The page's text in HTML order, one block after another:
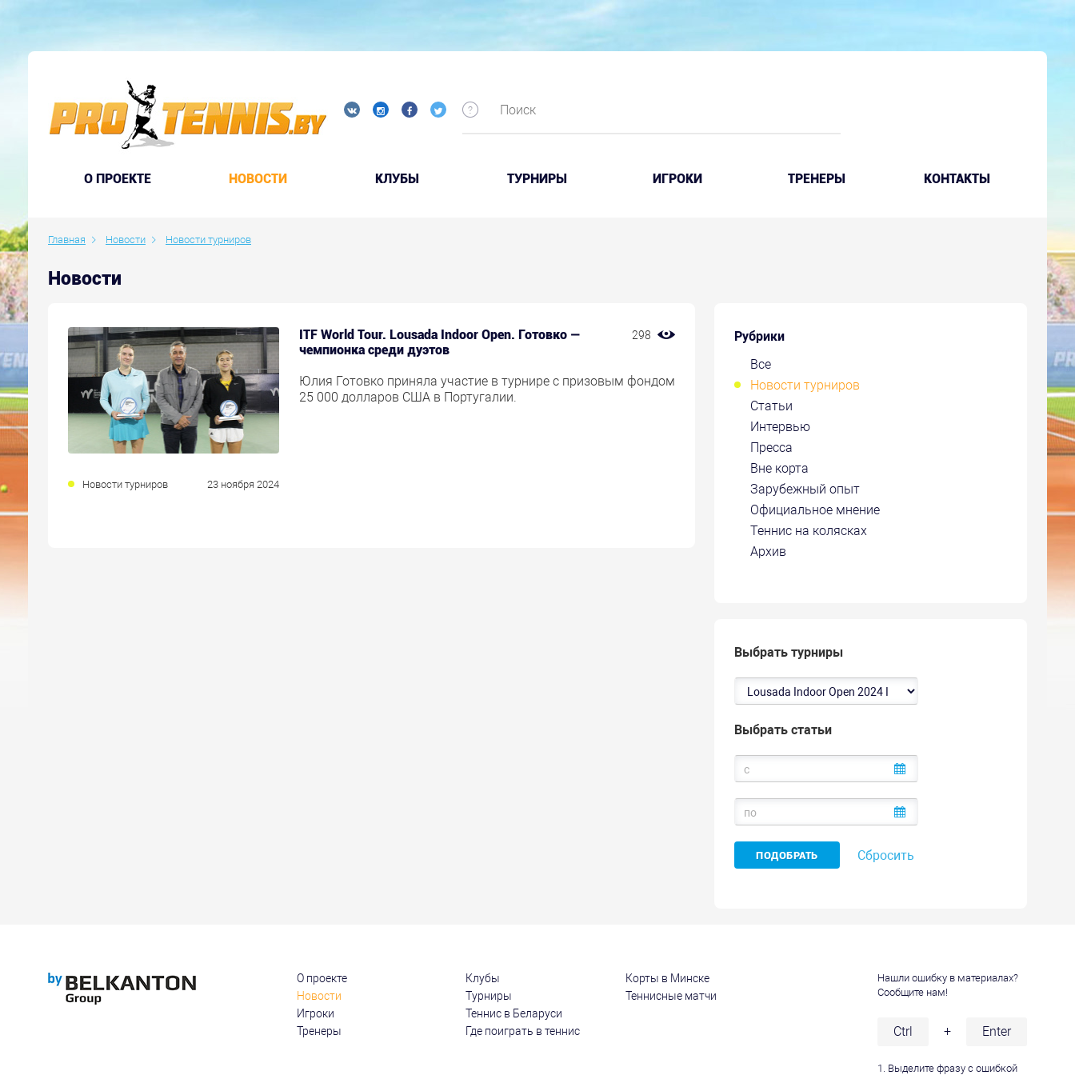
O ПРОЕКТЕ НОВОСТИ КЛУБЫ ТУРНИРЫ ИГРОКИ ТРЕНЕРЫ КОНТАКТЫ
Главная Новости Новости турниров
Новости
Рубрики
Все
Новости турниров
Статьи
Интервью
Пресса
Вне корта
Зарубежный опыт
Официальное мнение
Теннис на колясках
Архив
Выбрать турниры
Выбрать статьи
Сбросить
Новости турниров 23 ноября 2024
298
ITF World Tour. Lousada Indoor Open. Готовко —
чемпионка среди дуэтов
Юлия Готовко приняла участие в турнире с призовым фондом
25 000 долларов США в Португалии.
О проекте
Новости
Игроки
Тренеры
Клубы
Турниры
Теннис в Беларуси
Где поиграть в теннис
Корты в Минске
Теннисные матчи
Нашли ошибку в материалах?
Сообщите нам!
Ctrl + Enter
1. Выделите фразу с ошибкой